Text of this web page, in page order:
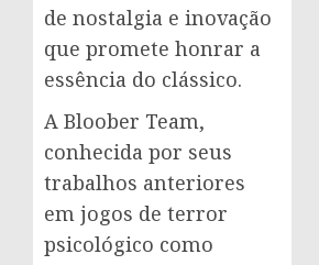
de nostalgia e inovação
que promete honrar a
essência do clássico.
A Bloober Team,
conhecida por seus
trabalhos anteriores
em jogos de terror
psicológico como